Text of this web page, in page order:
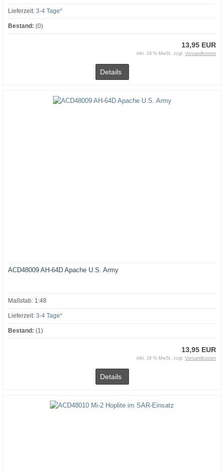
Lieferzeit: 3-4 Tage*
Bestand: (0)
13,95 EUR
inkl. 19 % MwSt. zzgl. Versandkosten
Details
ACD48009 AH-64D Apache U.S. Army
Maßstab: 1:48
Lieferzeit: 3-4 Tage*
Bestand: (1)
13,95 EUR
inkl. 19 % MwSt. zzgl. Versandkosten
Details